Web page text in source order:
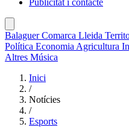
Publicitat i contacte
BalaguerComarca Lleida
Política Economia Agricultura
Altres Música
Inici
/
Notícies
/
Esports